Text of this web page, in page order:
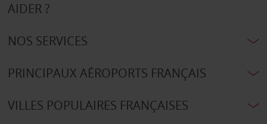
AIDER ?
NOS SERVICES
PRINCIPAUX AÉROPORTS FRANÇAIS
VILLES POPULAIRES FRANÇAISES